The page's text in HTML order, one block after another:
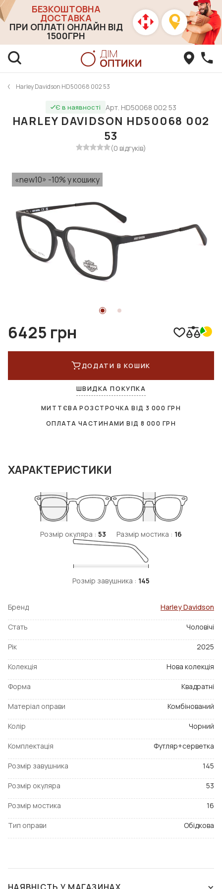
БЕЗКОШТОВНА
ДОСТАВКА
ПРИ ОПЛАТІ ОНЛАЙН ВІД
1500ГРН
Harley Davidson HD50068 002 53
Є в наявності Арт. HD50068 002 53
HARLEY DAVIDSON HD50068 002
53
(0 відгуків)
«new10» -10% у кошику
6425 грн
ДОДАТИ В КОШИК
ШВИДКА ПОКУПКА
МИТТЄВА РОЗСТРОЧКА ВІД 3 000 ГРН
ОПЛАТА ЧАСТИНАМИ ВІД8 000 ГРН
ХАРАКТЕРИСТИКИ
Розмір окуляра : 53 Размір мостика : 16
Розмір завушника : 145
Бренд Harley Davidson
Стать Чоловічі
Рік 2025
Колекція Нова колекція
Форма Квадратні
Матеріал оправи Комбінований
Колір Чорний
Комплектація Футляр+серветка
Розмір завушника 145
Розмір окуляра 53
Розмір мостика 16
Тип оправи Обідкова